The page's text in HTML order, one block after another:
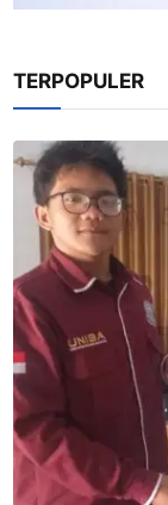
TERPOPULER